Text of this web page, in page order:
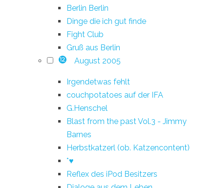
Berlin Berlin
Dinge die ich gut finde
Fight Club
Gruß aus Berlin
12 August 2005
Irgendetwas fehlt
couchpotatoes auf der IFA
G.Henschel
Blast from the past Vol.3 - Jimmy
Barnes
Herbstkatzerl (ob. Katzencontent)
*♥
Reflex des iPod Besitzers